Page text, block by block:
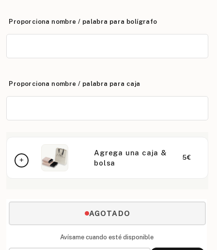
Proporciona nombre / palabra para bolígrafo
Proporciona nombre / palabra para caja
Agrega una caja &
bolsa
5€
AGOTADO
Avísame cuando esté disponible